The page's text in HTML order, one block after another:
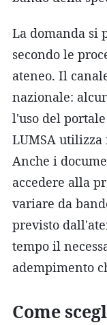
La domanda si
secondo le
ateneo. Il
nazionale:
l'uso del
LUMSA
Anche i
accedere alla
variare da
previsto
tempo il
adempimento
Come